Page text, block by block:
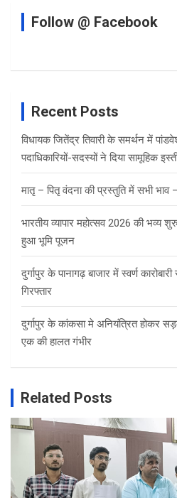
Follow @ Facebook
Recent Posts
विधायक जितेंद्र तिवारी के समर्थन में
पदाधिकारियों-सदस्यों ने दिया सामूहिक
मातृ – पितृ वंदना की प्रस्तुति में सभी भाव
भारतीय व्यापार महोत्सव 2026 की भव्य
हुआ भूमि पूजन
दुर्गापुर के पानागढ़ बाजार में स्वर्ण
गिरफ्तार
दुर्गापुर के कांकसा मे अनियंत्रित होकर
एक की हालत गंभीर
Related Posts